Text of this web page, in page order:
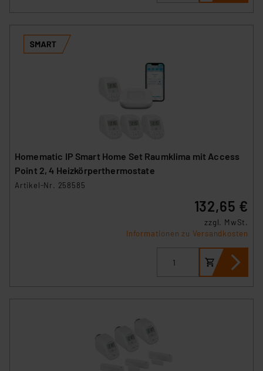
Homematic IP Smart Home Set Raumklima mit Access
Point 2, 4 Heizkörperthermostate
Artikel-Nr. 258585
132,65 €
zzgl. MwSt.
Informationen zu Versandkosten